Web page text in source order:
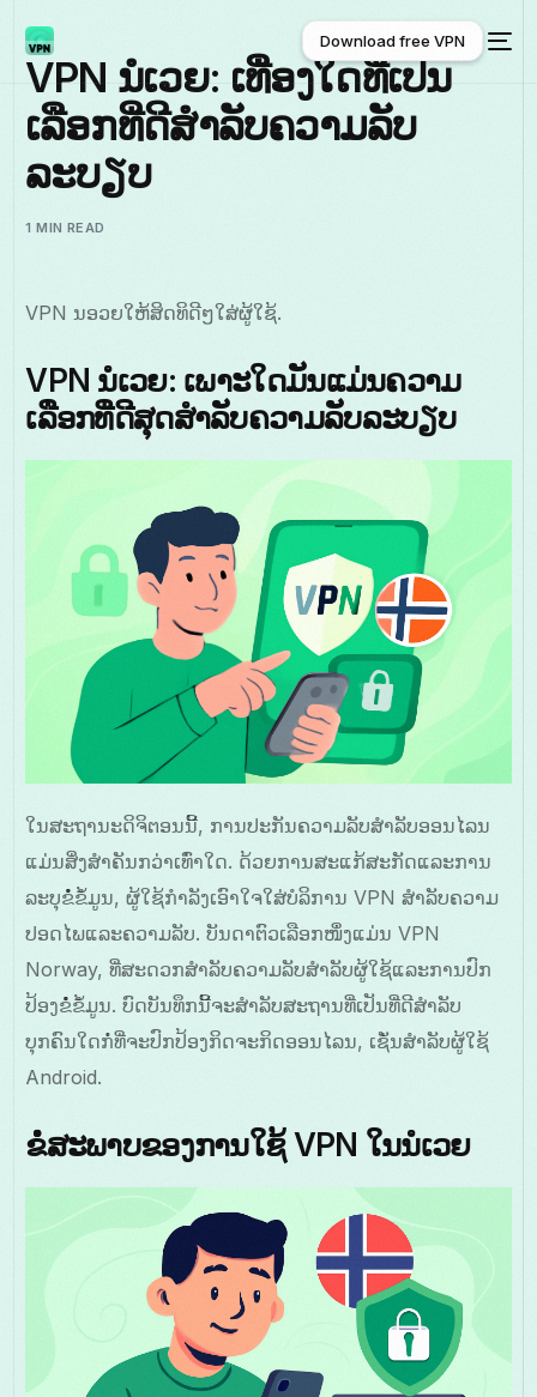
ພາສາລາວ
Download free VPN
Download free VPN
VPN ນໍເວຍ: ເທື່ອງໃດທີ່ເປັນ
ເລືອກທີ່ດີສຳລັບຄວາມລັບ
ລະບຽບ
1 MIN READ
VPN ນອວຍໃຫ້ສິດທິດີໆໃສ່ຜູ້ໃຊ້.
VPN ນໍເວຍ: ເພາະໃດມັນແມ່ນຄວາມ
ເລືອກທີ່ດີສຸດສໍາລັບຄວາມລັບລະບຽບ
ໃນສະຖານະດິຈິຕອນນີ້, ການປະກັນຄວາມລັບສໍາລັບອອນໄລນ
ແມ່ນສິ່ງສຳຄັນກວ່າເທົ່າໃດ. ດ້ວຍການສະແກ້ສະກັດແລະການ
ລະບຸຂໍໍ່ຂໍ້ມູນ, ຜູ້ໃຊ້ກຳລັງເອົາໃຈໃສ່ບໍລິການ VPN ສໍາລັບຄວາມ
ປອດໄພແລະຄວາມລັບ. ບັນດາຕົວເລືອກໜຶ່ງແມ່ນ VPN
Norway, ທີ່ສະດວກສໍາລັບຄວາມລັບສໍາລັບຜູ້ໃຊ້ແລະການປົກ
ປ້ອງຂໍໍ່ຂໍ້ມູນ. ບົດບັນທຶກນີ້ຈະສຳລັບສະຖານທີ່ເປັນທີ່ດີສຳລັບ
ບຸກຄົນໃດກໍ່ທີ່ຈະປົກປ້ອງກິດຈະກິດອອນໄລນ, ເຊັ່ນສໍາລັບຜູ້ໃຊ້
Android.
ຂໍໍ່ສະພາບຂອງການໃຊ້ VPN ໃນນໍເວຍ